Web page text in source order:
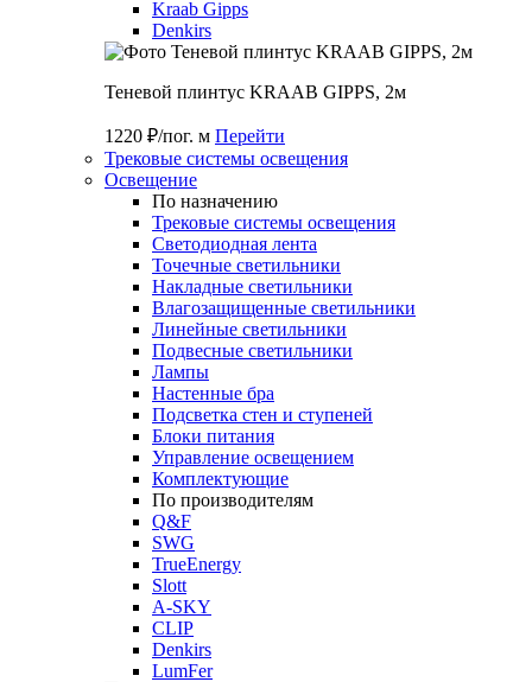
Kraab Gipps
Denkirs
Теневой плинтус KRAAB GIPPS, 2м
1220 ₽/пог. м Перейти
Трековые системы освещения
Освещение
По назначению
Трековые системы освещения
Светодиодная лента
Точечные светильники
Накладные светильники
Влагозащищенные светильники
Линейные светильники
Подвесные светильники
Лампы
Настенные бра
Подсветка стен и ступеней
Блоки питания
Управление освещением
Комплектующие
По производителям
Q&F
SWG
TrueEnergy
Slott
A-SKY
CLIP
Denkirs
LumFer